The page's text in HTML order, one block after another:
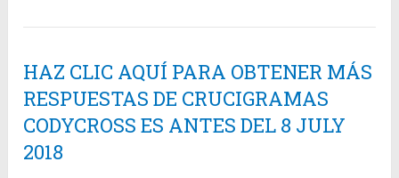
HAZ CLIC AQUÍ PARA OBTENER MÁS
RESPUESTAS DE CRUCIGRAMAS
CODYCROSS ES ANTES DEL 8 JULY
2018